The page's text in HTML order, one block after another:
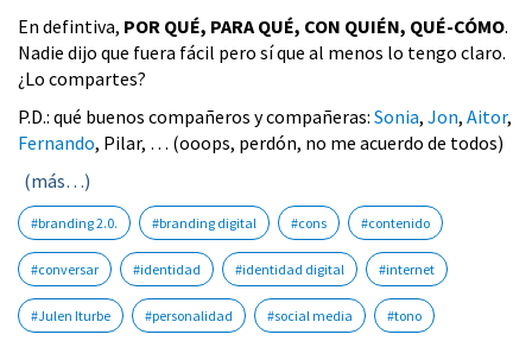
En defintiva, POR QUÉ, PARA QUÉ, CON QUIÉN, QUÉ-CÓMO.
Nadie dijo que fuera fácil pero sí que al menos lo tengo claro.
¿Lo compartes?
P.D.: qué buenos compañeros y compañeras: Sonia, Jon, Aitor,
Fernando, Pilar, … (ooops, perdón, no me acuerdo de todos)
(más…)
#branding 2.0. #branding digital #cons #contenido
#conversar #identidad #identidad digital #internet
#Julen Iturbe #personalidad #social media #tono